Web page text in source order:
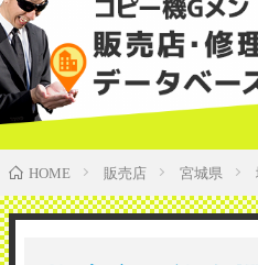
HOME 販売店 宮城県